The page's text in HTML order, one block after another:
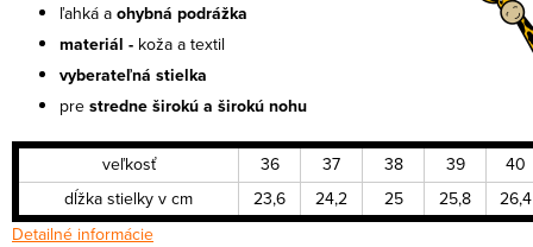
ľahká a ohybná podrážka
materiál - koža a textil
vyberateľná stielka
pre stredne širokú a širokú nohu
veľkosť 36 37 38 39
40
dĺžka stielky v cm
23,6 24,2 25 25,8
26,4
Detailné informácie